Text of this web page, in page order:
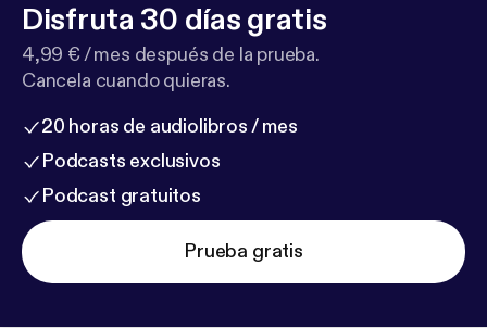
Disfruta 30 días gratis
4,99 € / mes después de la prueba.
Cancela cuando quieras.
20 horas de audiolibros / mes
Podcasts exclusivos
Podcast gratuitos
Prueba gratis